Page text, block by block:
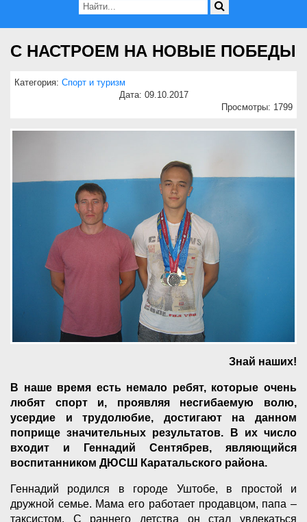
С НАСТРОЕМ НА НОВЫЕ ПОБЕДЫ
Категория: Спорт и туризм
Дата: 09.10.2017
Просмотры: 1799
Знай наших!
В наше время есть немало ребят, которые очень
любят спорт и, проявляя несгибаемую волю,
усердие и трудолюбие, достигают на данном
поприще значительных результатов. В их число
входит и Геннадий Сентябрев, являющийся
воспитанником ДЮСШ Каратальского района.
Геннадий родился в городе Уштобе, в простой и
дружной семье. Мама его работает продавцом, папа –
таксистом. С раннего детства он стал увлекаться